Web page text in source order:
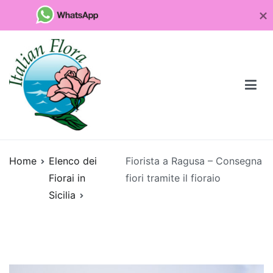
contenuto
Home
Elenco dei
Fiorai in
Sicilia
Fiorista a Ragusa – Consegna
fiori tramite il fioraio
Quali
per